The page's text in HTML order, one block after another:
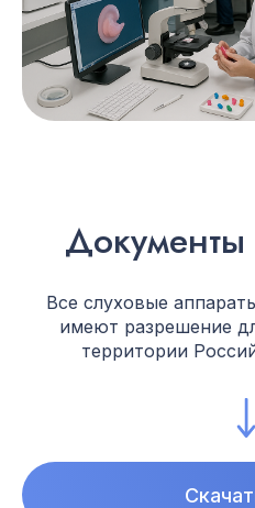
Документы
Все слуховые
имеют разрешение
территории